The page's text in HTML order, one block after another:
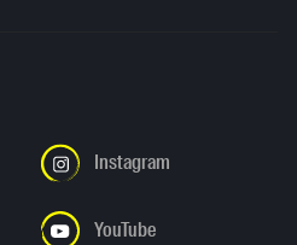
Instagram
YouTube